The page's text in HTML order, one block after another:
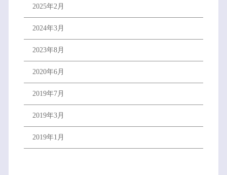
2025年2月
2024年3月
2023年8月
2020年6月
2019年7月
2019年3月
2019年1月